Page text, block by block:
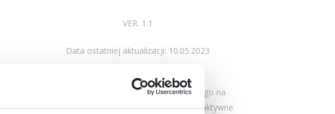
VER. 1.1
Data ostatniej aktualizacji: 10.05.2023
Pobieranie oprogramowania edukacyjnego na
komputery, tablety, monitory i tablice interaktywne.